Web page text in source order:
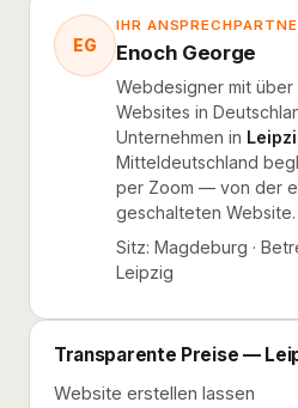
EG
IHR
Enoch George
Webdesigner mit
Websites in
Unternehmen in
Mitteldeutschland
per Zoom — von der
geschalteten Website.
Sitz: Magdeburg ·
Leipzig
Transparente Preise —
Website erstellen lassen